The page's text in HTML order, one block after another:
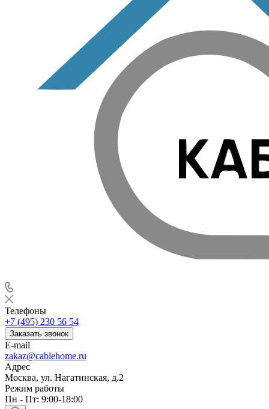
Телефоны
+7 (495) 230 56 54
Заказать звонок
E-mail
zakaz@cablehome.ru
Адрес
Москва, ул. Нагатинская, д.2
Режим работы
Пн - Пт: 9:00-18:00